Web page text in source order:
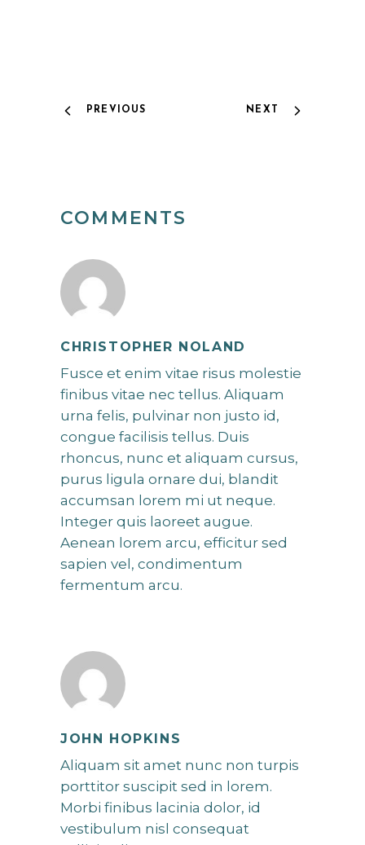
PREVIOUS NEXT
COMMENTS
CHRISTOPHER NOLAND
Fusce et enim vitae risus molestie
finibus vitae nec tellus. Aliquam
urna felis, pulvinar non justo id,
congue facilisis tellus. Duis
rhoncus, nunc et aliquam cursus,
purus ligula ornare dui, blandit
accumsan lorem mi ut neque.
Integer quis laoreet augue.
Aenean lorem arcu, efficitur sed
sapien vel, condimentum
fermentum arcu.
JOHN HOPKINS
Aliquam sit amet nunc non turpis
porttitor suscipit sed in lorem.
Morbi finibus lacinia dolor, id
vestibulum nisl consequat